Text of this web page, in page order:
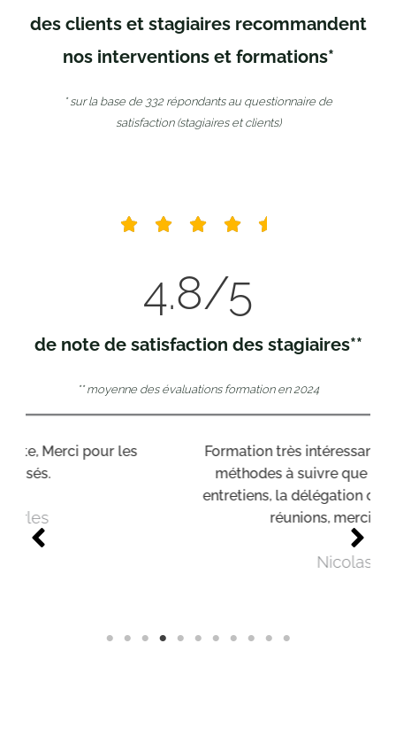
des clients et stagiaires recommandent
nos interventions et formations*
* sur la base de 332 répondants au questionnaire de
satisfaction (stagiaires et clients)
4.8/5
de note de satisfaction des stagiaires**
** moyenne des évaluations formation en 2024
Formation très intéressante qui donne des
méthodes à suivre que ce soit pour les
entretiens, la délégation ou l’animation des
réunions, merci à vous